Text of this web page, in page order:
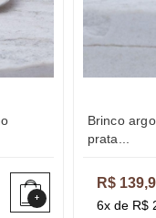
+
brinco argola coração irregular banho
prata...
R$
6x de R$